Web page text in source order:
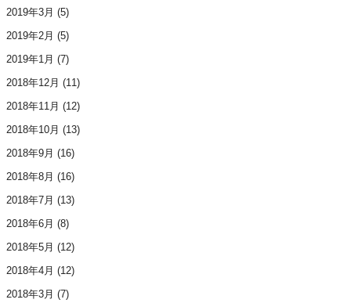
2019年3月 (5)
2019年2月 (5)
2019年1月 (7)
2018年12月 (11)
2018年11月 (12)
2018年10月 (13)
2018年9月 (16)
2018年8月 (16)
2018年7月 (13)
2018年6月 (8)
2018年5月 (12)
2018年4月 (12)
2018年3月 (7)